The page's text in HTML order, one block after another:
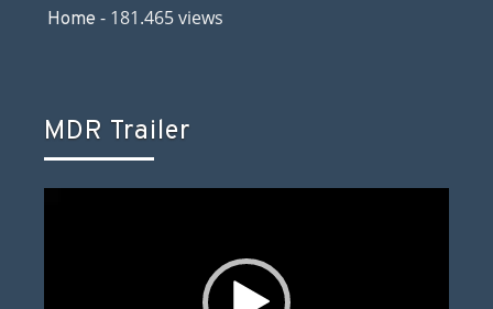
Home - 181.465 views
MDR Trailer